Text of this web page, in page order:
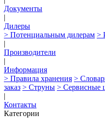
Документы
|
Дилеры
> Потенциальным дилерам >
|
Производители
|
Информация
> Правила хранения >
заказ > Струны > Сервисные
|
Контакты
Категории